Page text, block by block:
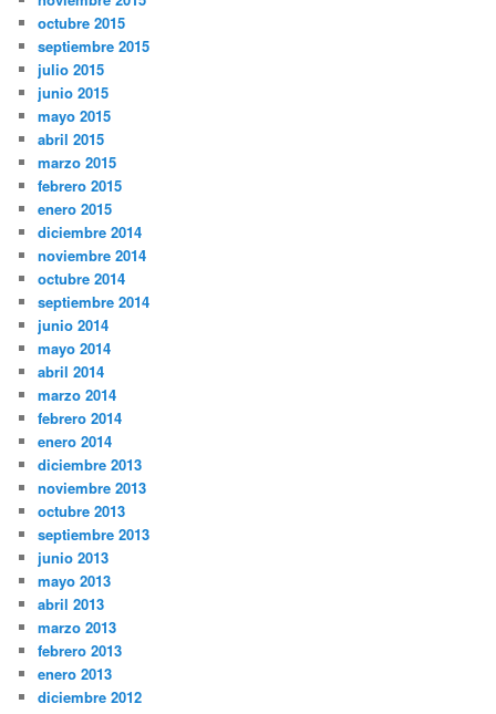
octubre 2015
septiembre 2015
julio 2015
junio 2015
mayo 2015
abril 2015
marzo 2015
febrero 2015
enero 2015
diciembre 2014
noviembre 2014
octubre 2014
septiembre 2014
junio 2014
mayo 2014
abril 2014
marzo 2014
febrero 2014
enero 2014
diciembre 2013
noviembre 2013
octubre 2013
septiembre 2013
junio 2013
mayo 2013
abril 2013
marzo 2013
febrero 2013
enero 2013
diciembre 2012